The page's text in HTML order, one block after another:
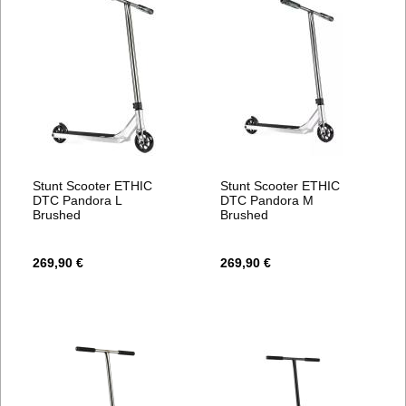
Stunt Scooter ETHIC
DTC Pandora L
Brushed
269,90 €
Stunt Scooter ETHIC
DTC Pandora M
Brushed
269,90 €